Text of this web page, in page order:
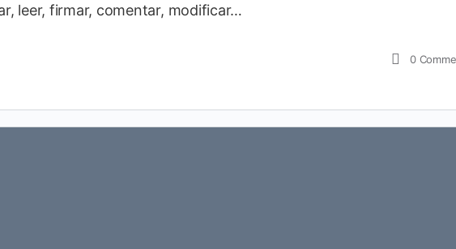
leer, firmar, comentar, modificar…
0